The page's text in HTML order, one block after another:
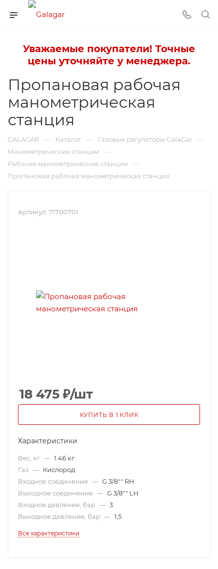
Уважаемые покупатели! Точные
цены уточняйте у менеджера.
Пропановая рабочая
манометрическая
станция
GALAGAR — Каталог — Газовые регуляторы GalaGar —
Манометрические станции —
Рабочие манометрические станции —
Пропановая рабочая манометрическая станция
Артикул: 71700701
18 475 ₽/шт
КУПИТЬ В 1 КЛИК
Характеристики
Вес, кг — 1.46 кг
Газ — Кислород
Входное соединение — G 3/8"" RH
Выходное соединение — G 3/8"" LH
Входное давление, бар — 3
Выходное давление, бар — 1,5
Все характеристики